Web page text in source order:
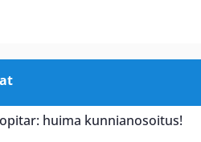
huima kunnianosoitus!